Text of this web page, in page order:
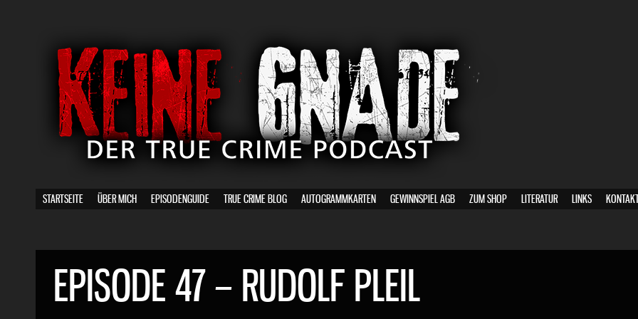
STARTSEITE ÜBER MICH EPISODENGUIDE TRUE CRIME BLOG AUTOGRAMMKARTEN GEWINNSPIEL AGB ZUM SHOP LITERATUR LINKS
EPISODE 47 – RUDOLF PLEIL